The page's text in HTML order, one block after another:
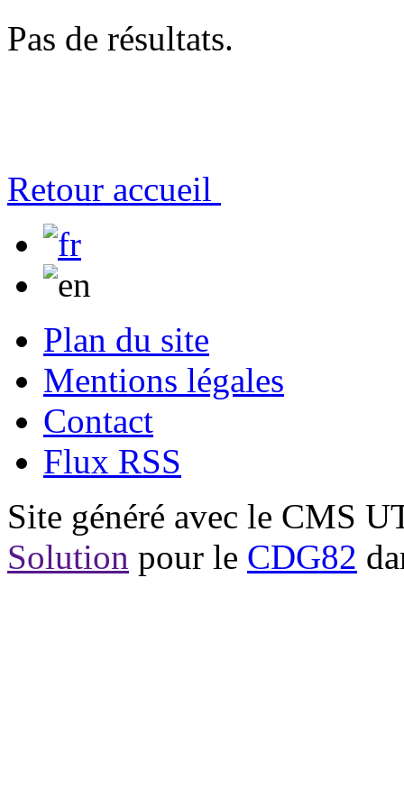
Pas de résultats.
Retour accueil
Plan du site
Mentions légales
Contact
Flux RSS
Site généré avec le CMS
Solution pour le CDG82